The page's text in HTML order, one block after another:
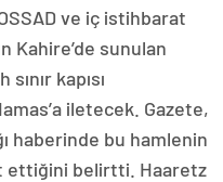
ve iç istihbarat
Kahire’de sunulan
kapısı
iletecek. Gazete,
haberinde bu hamlenin
ettiğini belirtti. Haaretz